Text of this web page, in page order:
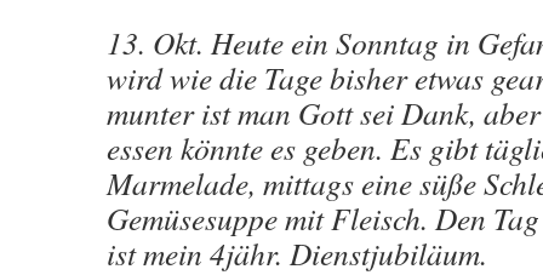
13. Okt. Heute ein Sonntag in
wird wie die Tage bisher etwas
munter ist man Gott sei Dank,
essen könnte es geben. Es gibt
Marmelade, mittags eine süße
Gemüsesuppe mit Fleisch. Den
ist mein 4jähr. Dienstjubiläum.